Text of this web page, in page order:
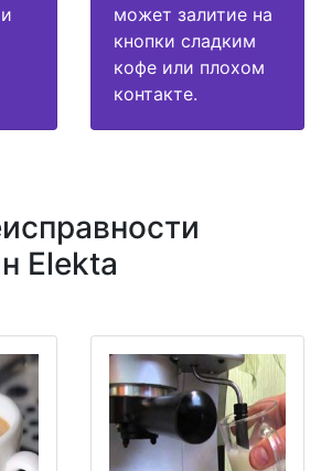
может залитие на
кнопки сладким
кофе или плохом
контакте.
Elekta